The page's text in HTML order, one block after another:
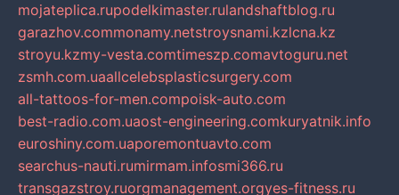
mojateplica.rupodelkimaster.rulandshaftblog.ru
garazhov.commonamy.netstroysnami.kzlcna.kz
stroyu.kzmy-vesta.comtimeszp.comavtoguru.net
zsmh.com.uaallcelebsplasticsurgery.com
all-tattoos-for-men.compoisk-auto.com
best-radio.com.uaost-engineering.comkuryatnik.info
euroshiny.com.uaporemontuavto.com
searchus-nauti.rumirmam.infosmi366.ru
transgazstroy.ruorgmanagement.orgyes-fitness.ru